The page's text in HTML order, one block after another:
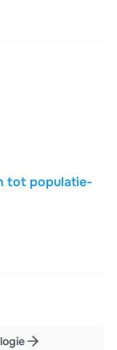
tot populatie-